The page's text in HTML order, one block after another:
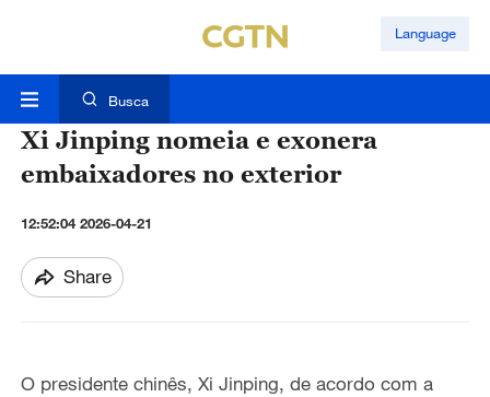
Language
Busca
Xi Jinping nomeia e exonera
embaixadores no exterior
12:52:04 2026-04-21
Share
O presidente chinês, Xi Jinping, de acordo com a